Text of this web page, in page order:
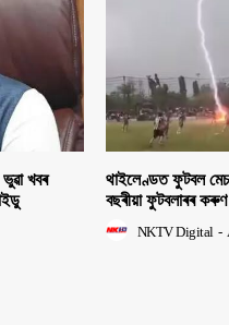
খবৰ
থাইলেণ্ডত ফুটবল
বছৰীয়া ফুটবলাৰৰ
NKTV Digital -